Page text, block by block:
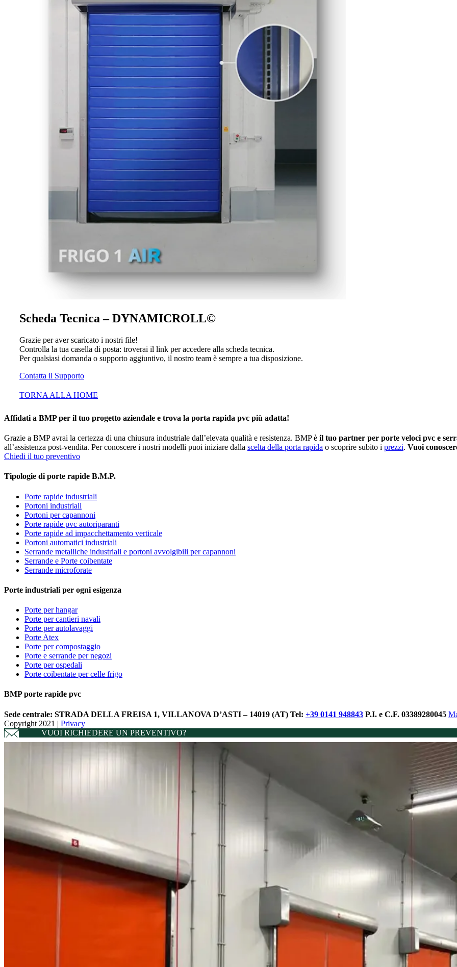
Scheda Tecnica – DYNAMICROLL©
Grazie per aver scaricato i nostri file!
Controlla la tua casella di posta: troverai il link per accedere alla scheda tecnica.
Per qualsiasi domanda o supporto aggiuntivo, il nostro team è sempre a tua disposizione.
Contatta il Supporto
TORNA ALLA HOME
Affidati a BMP per il tuo progetto aziendale e trova la porta rapida pvc più adatta!
Grazie a BMP avrai la certezza di una chiusura industriale dall’elevata qualità e resistenza. BMP è il tuo partner per porte veloci pvc e
all’assistenza post-vendita. Per conoscere i nostri modelli puoi iniziare dalla scelta della porta rapida o scoprire subito i prezzi. Vuoi
Chiedi il tuo preventivo
Tipologie di porte rapide B.M.P.
Porte rapide industriali
Portoni industriali
Portoni per capannoni
Porte rapide pvc autoriparanti
Porte rapide ad impacchettamento verticale
Portoni automatici industriali
Serrande metalliche industriali e portoni avvolgibili per capannoni
Serrande e Porte coibentate
Serrande microforate
Porte industriali per ogni esigenza
Porte per hangar
Porte per cantieri navali
Porte per autolavaggi
Porte Atex
Porte per compostaggio
Porte e serrande per negozi
Porte per ospedali
Porte coibentate per celle frigo
BMP porte rapide pvc
Sede centrale: STRADA DELLA FREISA 1, VILLANOVA D’ASTI – 14019 (AT) Tel: +39 0141 948843 P.I. e C.F. 03389280045
Copyright 2021 | Privacy
VUOI RICHIEDERE UN PREVENTIVO?